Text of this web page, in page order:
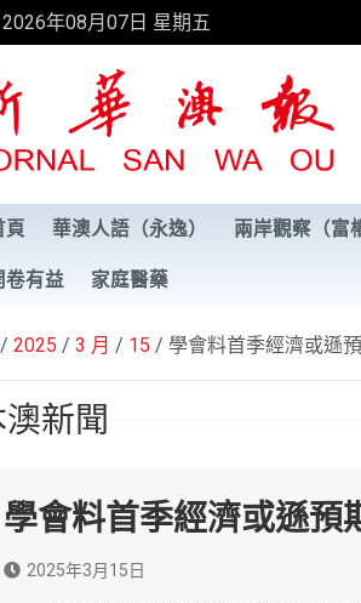
2026年08月07日 星期五
華澳報
頁 華澳人語（永逸） 兩岸觀察（富
卷有益 家庭醫藥
2025 3 月 15 學會料首季經濟或遜
新聞
學會料首季經濟或遜預
2025年3月15日